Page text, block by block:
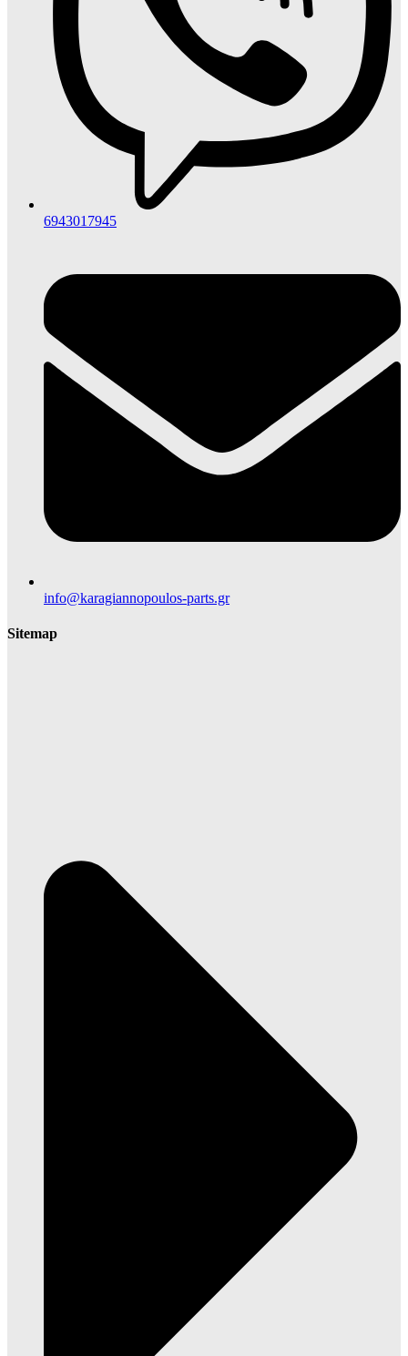
6943017945
info@karagiannopoulos-parts.gr
Sitemap